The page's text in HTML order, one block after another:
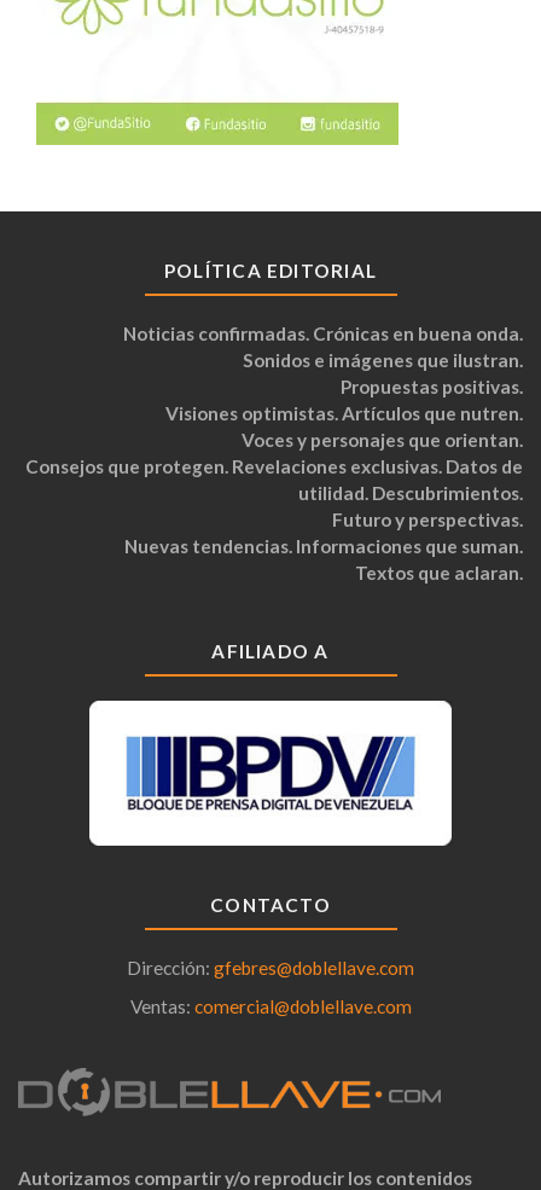
POLÍTICA EDITORIAL
Noticias confirmadas. Crónicas en buena onda.
Sonidos e imágenes que ilustran.
Propuestas positivas.
Visiones optimistas. Artículos que nutren.
Voces y personajes que orientan.
Consejos que protegen. Revelaciones exclusivas. Datos de
utilidad. Descubrimientos.
Futuro y perspectivas.
Nuevas tendencias. Informaciones que suman.
Textos que aclaran.
AFILIADO A
CONTACTO
Dirección: gfebres@doblellave.com
Ventas: comercial@doblellave.com
Autorizamos compartir y/o reproducir los contenidos